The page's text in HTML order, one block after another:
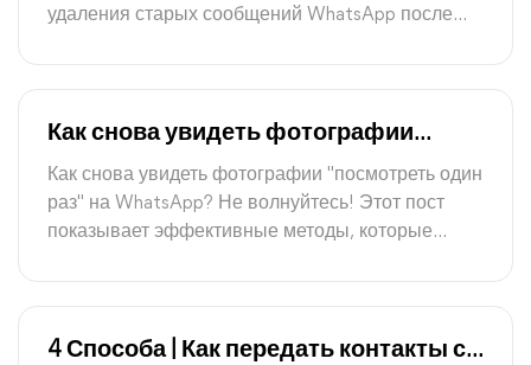
удаления старых сообщений WhatsApp после
Как снова увидеть фотографии
"посмотреть один раз" на WhatsApp
[Полное руководство]
Как снова увидеть фотографии "посмотреть один
раз" на WhatsApp? Не волнуйтесь! Этот пост
показывает эффективные методы, которые
4 Способа | Как передать контакты с